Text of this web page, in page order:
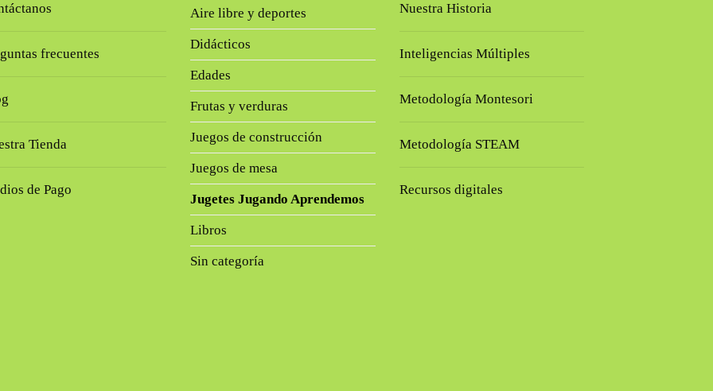
frecuentes
Tienda
de Pago
Aire libre y deportes
Didácticos
Edades
Frutas y verduras
Juegos de construcción
Juegos de mesa
Jugetes Jugando Aprendemos
Libros
Sin categoría
Nuestra Historia
Inteligencias Múltiples
Metodología Montesori
Metodología STEAM
Recursos digitales